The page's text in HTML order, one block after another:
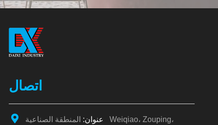
اتصال
عنوان: المنطقة الصناعية Weiqiao، Zouping،